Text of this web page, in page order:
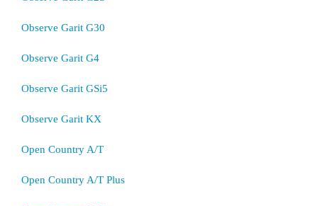
Observe Garit G30
Observe Garit G4
Observe Garit GSi5
Observe Garit KX
Open Country A/T
Open Country A/T Plus